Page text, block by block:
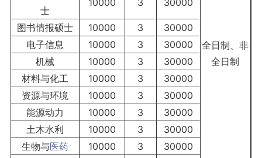
全日制、非
全日制
士
10000 3 30000
图书情报硕士 10000 3
30000
电子信息
10000 3
30000
机械
10000 3
30000
材料与化工
10000 3
30000
资源与环境
10000 3
30000
能源动力
10000 3
30000
土木水利
10000 3
30000
生物与医药 10000 3
30000